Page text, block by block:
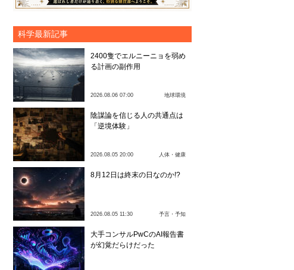
科学最新記事
2400隻でエルニーニョを弱め
る計画の副作用
2026.08.06 07:00 地球環境
陰謀論を信じる人の共通点は
「逆境体験」
2026.08.05 20:00 人体・健康
8月12日は終末の日なのか!?
2026.08.05 11:30 予言・予知
大手コンサルPwCのAI報告書
が幻覚だらけだった